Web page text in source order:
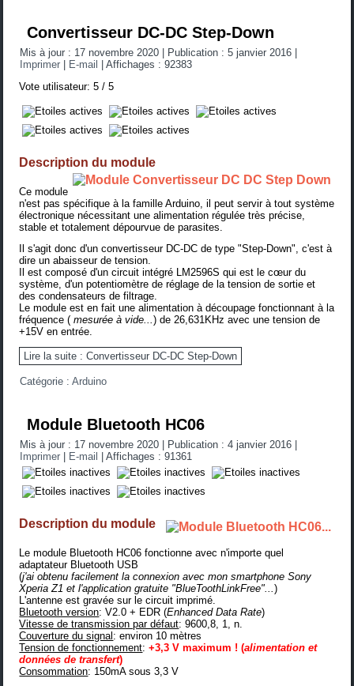
Convertisseur DC-DC Step-Down
Mis à jour : 17 novembre 2020 Publication : 5 janvier 2016
Imprimer
E-mail |Affichages : 92383
Vote utilisateur:5 /5
Description du module
Ce module
n'est pas spécifique à la famille Arduino, il peut servir à tout système
électronique nécessitant une alimentation régulée très précise,
stable et totalement dépourvue de parasites.
Il s'agit donc d'un convertisseur DC-DC de type "Step-Down", c'est à
dire un abaisseur de tension.
Il est composé d'un circuit intégré LM2596S qui est le cœur du
système, d'un potentiomètre de réglage de la tension de sortie et
des condensateurs de filtrage.
Le module est en fait une alimentation à découpage fonctionnant à la
fréquence (mesurée à vide...) de 26,631KHz avec une tension de
+15V en entrée.
Lire la suite : Convertisseur DC-DC Step-Down
Catégorie :Arduino
Module Bluetooth HC06
Mis à jour : 17 novembre 2020 Publication : 4 janvier 2016
Imprimer
E-mail |Affichages : 91361
Description du module
Le module Bluetooth HC06 fonctionne avec n'importe quel
adaptateur Bluetooth USB
(j'ai obtenu facilement la connexion avec mon smartphone Sony
Xperia Z1 et l'application gratuite "BlueToothLinkFree"...)
L'antenne est gravée sur le circuit imprimé.
Bluetooth version: V2.0 + EDR (Enhanced Data Rate)
Vitesse de transmission par défaut: 9600,8, 1, n.
Couverture du signal: environ 10 mètres
Tension de fonctionnement:+3,3 V maximum ! (alimentation et
données de transfert)
Consommation: 150mA sous 3,3 V